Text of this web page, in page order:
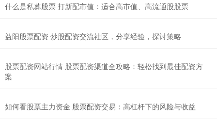
什么是私募股票 打新配市值：适合高市值、高流通股股票
益阳股票配资 炒股配资交流社区，分享经验，探讨策略
股票配资网站行情 股票配资渠道全攻略：轻松找到最佳配资方
案
如何看股票主力资金 股票配资交易：高杠杆下的风险与收益